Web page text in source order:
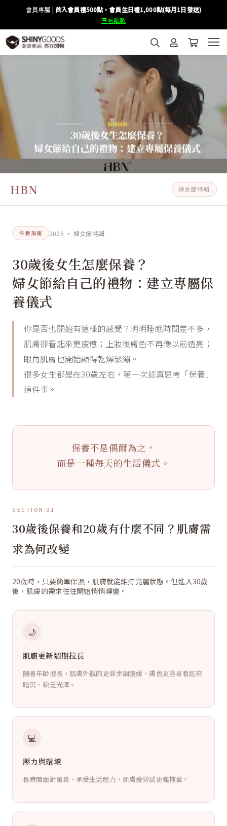
會員專屬 | 首入會員禮500點，會員生日禮1,000點(每月1日發送)
查看點數
HBN 婦女節特輯
保養指南 2025 · 婦女節特輯
30歲後女生怎麼保養？
婦女節給自己的禮物：建立專屬保
養儀式
你是否也開始有這樣的感覺？明明睡眠時間差不多，
肌膚卻看起來更疲憊；上妝後膚色不再像以前透亮；
眼角肌膚也開始顯得乾燥緊繃。
很多女生都是在30歲左右，第一次認真思考「保養」
這件事。
保養不是偶爾為之，
而是一種每天的生活儀式。
SECTION 01
30歲後保養和20歲有什麼不同？肌膚需
求為何改變
20歲時，只要簡單保濕，肌膚就能維持亮麗狀態。但進入30歲
後，肌膚的需求往往開始悄悄轉變。
🌙
肌膚更新週期拉長
隨著年齡增長，肌膚外觀的更新步調趨緩，膚色更容易看起來
暗沉、缺乏光澤。
💻
壓力與環境
長時間面對螢幕、承受生活壓力，肌膚疲勞感更難掩蓋。